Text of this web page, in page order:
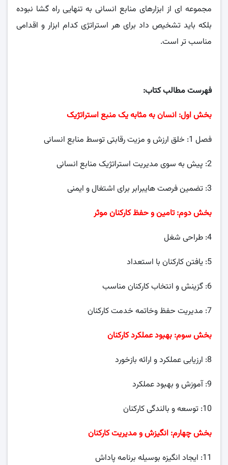
مجموعه ای از ابزارهای منابع انسانی به تنهایی راه گشا نبوده
بلکه باید تشخیص داد برای هر استراتژی کدام ابزار و اقدامی
مناسب تر است.
فهرست مطالب کتاب:
بخش اول: انسان به مثابه یک منبع استراتژیک
فصل 1: خلق ارزش و مزیت رقابتی توسط منابع انسانی
2: پیش به سوی مدیریت استراتژیک منابع انسانی
3: تضمین فرصت هایبرابر برای اشتغال و ایمنی
بخش دوم: تامین و حفظ کارکنان موثر
4: طراحی شغل
5: یافتن کارکنان با استعداد
6: گزینش و انتخاب کارکنان مناسب
7: مدیریت حفظ وخاتمه خدمت کارکنان
بخش سوم: بهبود عملکرد کارکنان
8: ارزیابی عملکرد و ارائه بازخورد
9: آموزش و بهبود عملکرد
10: توسعه و بالندگی کارکنان
بخش چهارم: انگیزش و مدیریت کارکنان
11: ایجاد انگیزه بوسیله برنامه پاداش